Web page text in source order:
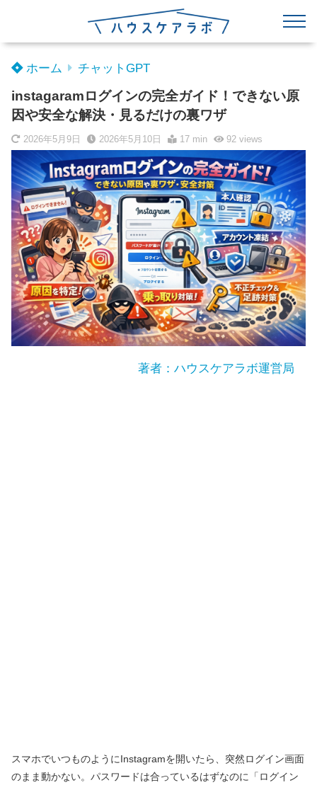
ホーム チャットGPT
instagaramログインの完全ガイド！できない原
因や安全な解決・見るだけの裏ワザ
2026年5月9日 2026年5月10日 17 min 92views
著者：ハウスケアラボ運営局
スマホでいつものようにInstagramを開いたら、突然ログイン画面
のまま動かない。パスワードは合っているはずなのに「ログイン